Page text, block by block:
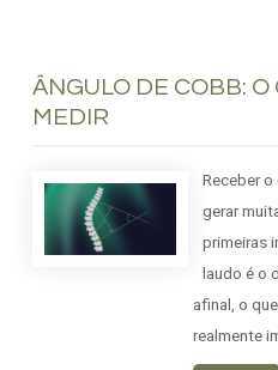
ÂNGULO DE COBB: O
MEDIR
Receber
gerar
primeiras
laudo é o
afinal, o
realmente